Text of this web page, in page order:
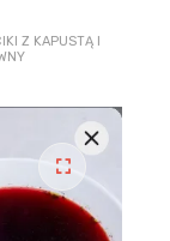
Z KAPUSTĄ I
🔍